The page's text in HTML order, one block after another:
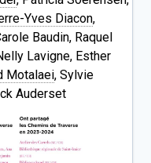
Yves Diacon,
Baudin, Raquel
Lavigne, Esther
Motalaei, Sylvie
Auderset